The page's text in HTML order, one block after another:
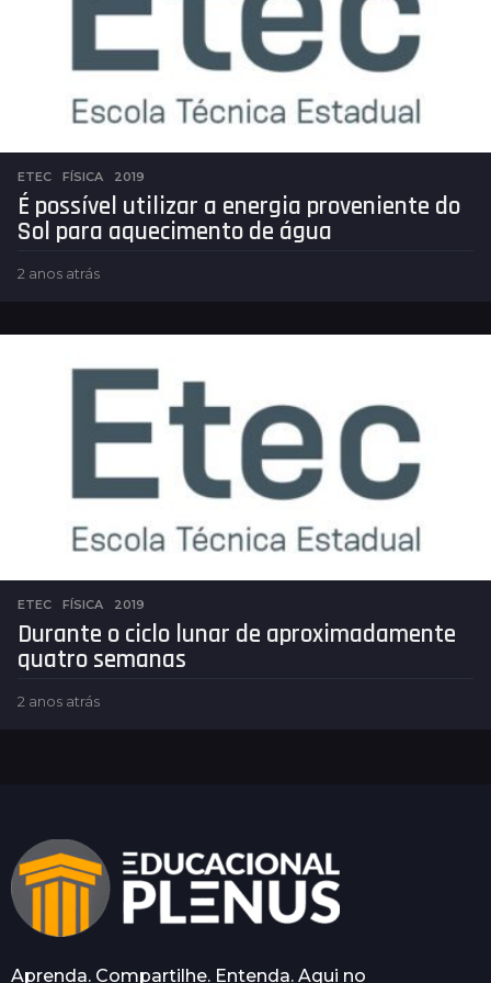
s
ETEC ,FÍSICA 2019
É possível utilizar a energia proveniente do
Sol para aquecimento de água
2 anos atrás
o
r
á
ETEC ,FÍSICA 2019
Durante o ciclo lunar de aproximadamente
quatro semanas
2 anos atrás
á
Aprenda. Compartilhe. Entenda. Aqui no